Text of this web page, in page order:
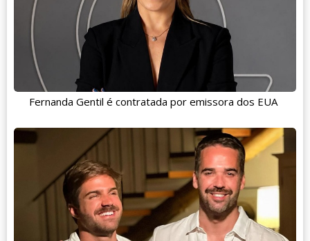
Fernanda Gentil é contratada por emissora dos EUA